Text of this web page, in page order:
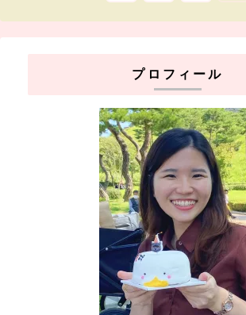
プロフィール